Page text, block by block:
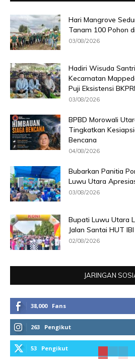
Hari Mangrove
Tanam 100 Pohon
03/08/2026
Hadiri Wisuda
Kecamatan
Puji Eksistensi
03/08/2026
BPBD Morowali
Tingkatkan
Bencana
04/08/2026
Bubarkan Panitia
Luwu Utara
03/08/2026
Bupati Luwu Utara
Jalan Santai HUT
02/08/2026
JARINGAN
38,000 Fans
263 Pengikut
53 Pengikut